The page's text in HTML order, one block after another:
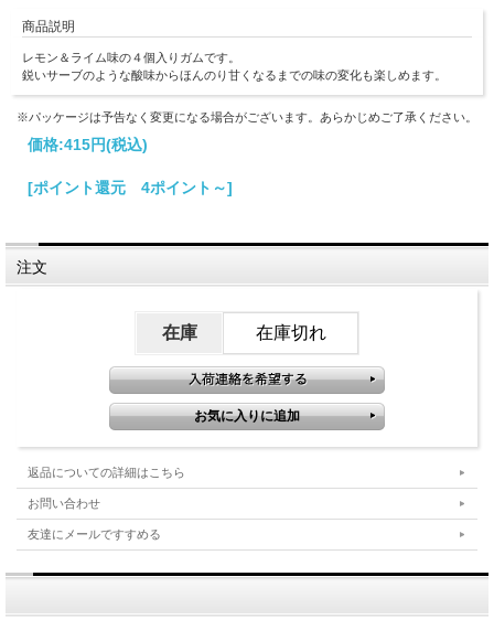
商品説明
レモン＆ライム味の４個入りガムです。
鋭いサーブのような酸味からほんのり甘くなるまでの味の変化も楽しめます。
※パッケージは予告なく変更になる場合がございます。あらかじめご了承ください。
価格:415円(税込)
[ポイント還元 4ポイント～]
注文
在庫 在庫切れ
返品についての詳細はこちら
お問い合わせ
友達にメールですすめる